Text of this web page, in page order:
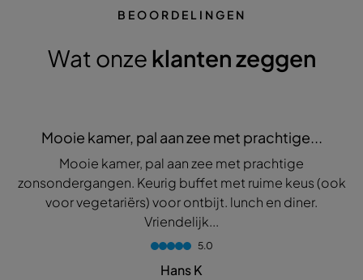
BEOORDELINGEN
Wat onze klanten zeggen
Mooie kamer, pal aan zee met prachtige...
Mooie kamer, pal aan zee met prachtige
zonsondergangen. Keurig buffet met ruime keus (ook
voor vegetariërs) voor ontbijt. lunch en diner.
Vriendelijk...
5.0
Hans K